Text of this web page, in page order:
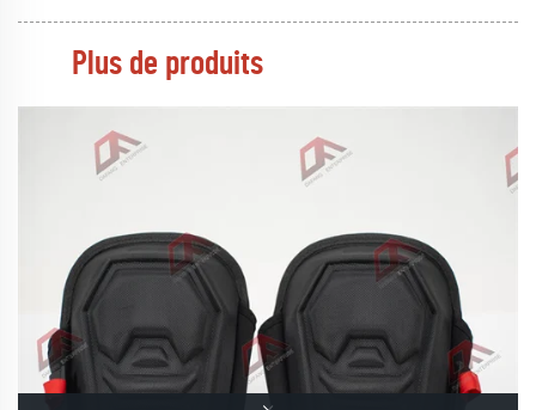
Plus de produits